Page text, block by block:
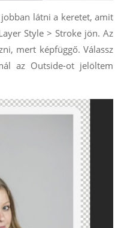
látni a keretet, amit
Style > Stroke jön. Az
mert képfüggő. Válassz
az Outside-ot jelöltem